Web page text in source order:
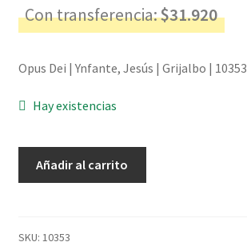
Con transferencia:$31.920
Opus Dei | Ynfante, Jesús | Grijalbo | 10353
Hay existencias
Jesús
Añadir al carrito
SKU: 10353